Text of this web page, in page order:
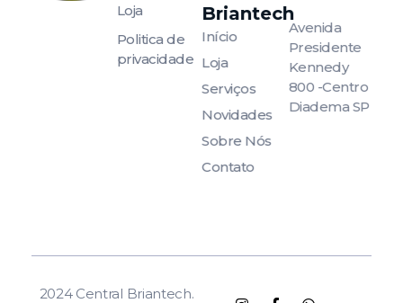
Loja
Politica de
privacidade
Briantech
Início
Loja
Serviços
Novidades
Sobre Nós
Contato
Avenida
Presidente
Kennedy
800 -Centro
Diadema SP
2024 Central Briantech.